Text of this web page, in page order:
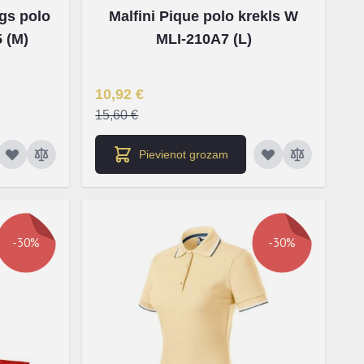
polo
(M)
Malfini Pique polo krekls W
MLI-210A7 (L)
Īpaša Cena
10,92 €
15,60 €
Pievienot grozam
-30% -30%
klients!
labākiem
!⭐
jaunumu un atlaižu